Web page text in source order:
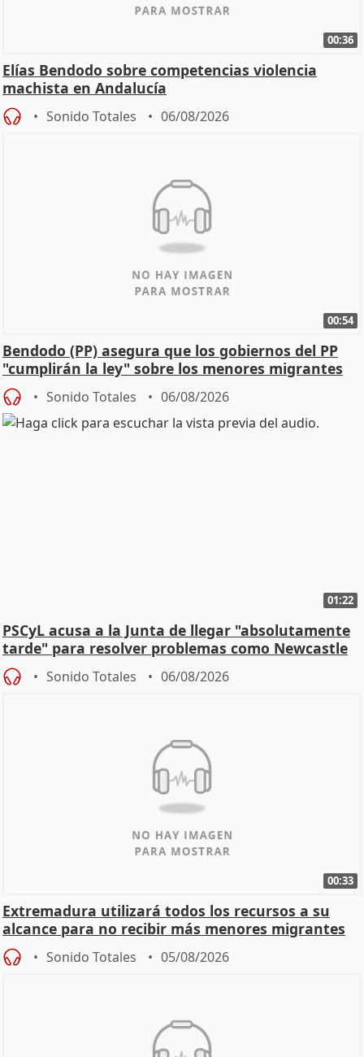
00:36
Elías Bendodo sobre competencias violencia
machista en Andalucía
Sonido Totales 06/08/2026
00:54
Bendodo (PP) asegura que los gobiernos del PP
"cumplirán la ley" sobre los menores migrantes
Sonido Totales 06/08/2026
01:22
PSCyL acusa a la Junta de llegar "absolutamente
tarde" para resolver problemas como Newcastle
Sonido Totales 06/08/2026
00:33
Extremadura utilizará todos los recursos a su
alcance para no recibir más menores migrantes
Sonido Totales 05/08/2026